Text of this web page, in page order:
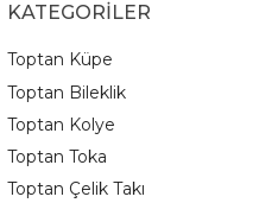
KATEGORİLER
Toptan Küpe
Toptan Bileklik
Toptan Kolye
Toptan Toka
Toptan Çelik Takı